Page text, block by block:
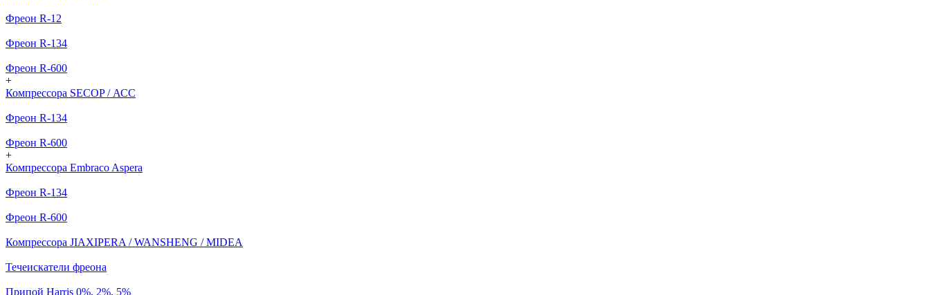
Фреон R-12
Фреон R-134
Фреон R-600
+
Компрессора SECOP / АСС
Фреон R-134
Фреон R-600
+
Компрессора Embraco Aspera
Фреон R-134
Фреон R-600
Компрессора JIAXIPERA / WANSHENG / MIDEA
Течеискатели фреона
Припой Harris 0%, 2%, 5%